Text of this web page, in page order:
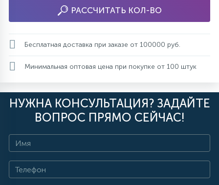
РАССЧИТАТЬ КОЛ-ВО
Бесплатная доставка при заказе от 100000 руб.
Минимальная оптовая цена при покупке от 100 штук
НУЖНА КОНСУЛЬТАЦИЯ? ЗАДАЙТЕ
ВОПРОС ПРЯМО СЕЙЧАС!